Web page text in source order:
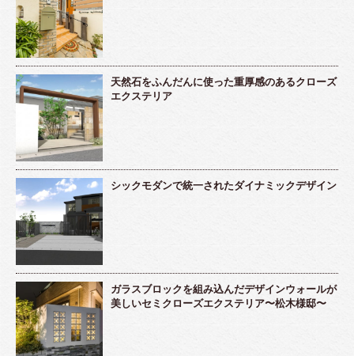
天然石をふんだんに使った重厚感のあるクローズ
エクステリア
シックモダンで統一されたダイナミックデザイン
ガラスブロックを組み込んだデザインウォールが
美しいセミクローズエクステリア〜松木様邸〜